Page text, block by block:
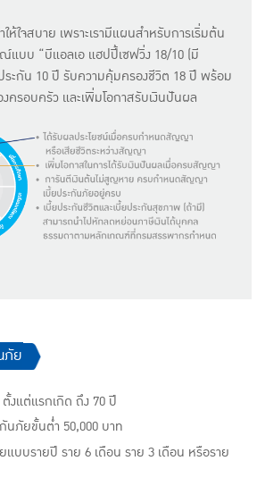
ห้ใจสบาย เพราะเรามีแผนสำหรับการเริ่มต้น
แบบ “บีแอลเอ แฮปปี้เซฟวิ่ง 18/10 (มี
ระกัน 10 ปี รับความคุ้มครองชีวิต 18 ปี พร้อม
ครอบครัว และเพิ่มโอกาสรับเงินปันผล
ภัย
งแต่แรกเกิด ถึง 70 ปี
กันภัยขั้นต่ำ 50,000 บาท
แบบรายปี ราย 6 เดือน ราย 3 เดือน หรือราย